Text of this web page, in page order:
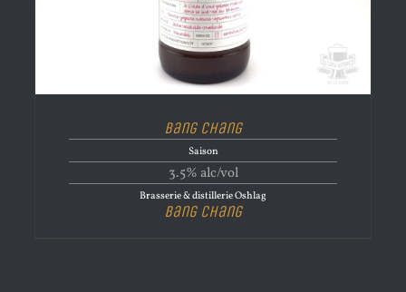
Bang Chang
Saison
3.5% alc/vol
Brasserie & distillerie Oshlag
Bang Chang